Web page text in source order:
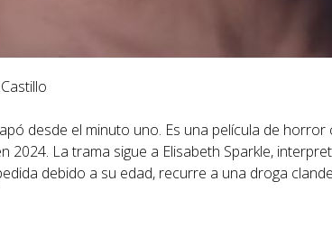
desde el minuto uno. Es una película de
2024. La trama sigue a Elisabeth Sparkle,
debido a su edad, recurre a una droga